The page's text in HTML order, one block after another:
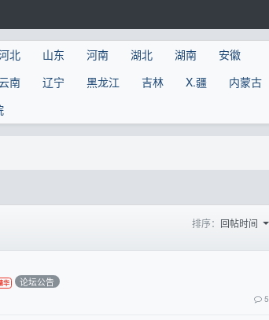
北 山东 河南 湖北 湖南
安徽
南 辽宁 黑龙江 吉林 X.疆
内蒙古
排序： 回帖时间
论坛公告
5